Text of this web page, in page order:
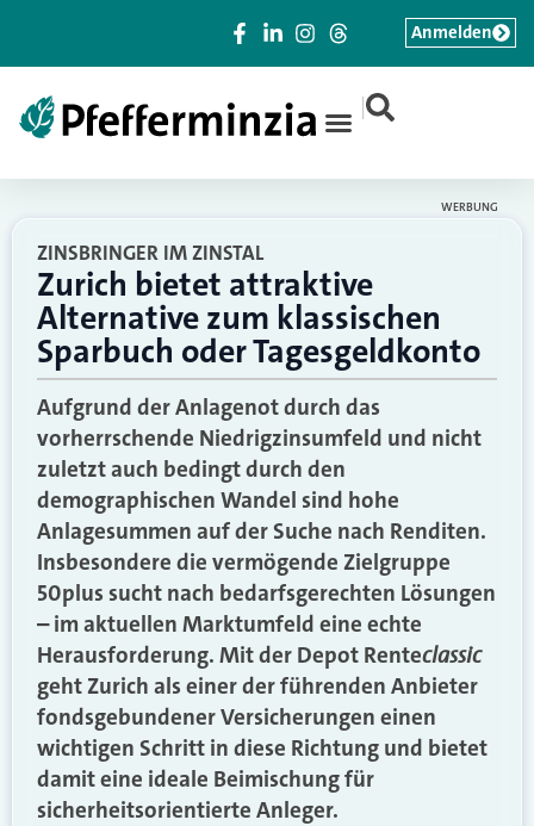
|
Anmelden
WERBUNG
ZINSBRINGER IM ZINSTAL
Zurich bietet attraktive
Alternative zum klassischen
Sparbuch oder Tagesgeldkonto
Aufgrund der Anlagenot durch das
vorherrschende Niedrigzinsumfeld und nicht
zuletzt auch bedingt durch den
demographischen Wandel sind hohe
Anlagesummen auf der Suche nach Renditen.
Insbesondere die vermögende Zielgruppe
50plus sucht nach bedarfsgerechten Lösungen
– im aktuellen Marktumfeld eine echte
Herausforderung. Mit der Depot Renteclassic
geht Zurich als einer der führenden Anbieter
fondsgebundener Versicherungen einen
wichtigen Schritt in diese Richtung und bietet
damit eine ideale Beimischung für
sicherheitsorientierte Anleger.